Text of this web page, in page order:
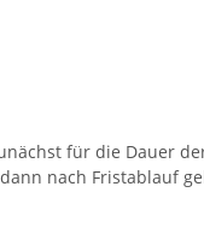
für die Dauer
nach Fristablauf